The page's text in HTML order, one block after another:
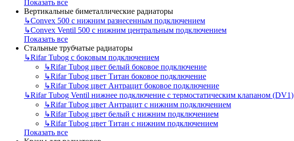
Показать все
Вертикальные биметаллические радиаторы
↳Convex 500 с нижним разнесенным подключением
↳Convex Ventil 500 с нижним центральным подключением
Показать все
Стальные трубчатые радиаторы
↳Rifar Tubog с боковым подключением
↳Rifar Tubog цвет белый боковое подключение
↳Rifar Tubog цвет Титан боковое подключение
↳Rifar Tubog цвет Антрацит боковое подключение
↳Rifar Tubog Ventil нижнее подключение с термостатическим клапаном (DV1)
↳Rifar Tubog цвет Антрацит с нижним подключением
↳Rifar Tubog цвет белый с нижним подключением
↳Rifar Tubog цвет Титан с нижним подключением
Показать все